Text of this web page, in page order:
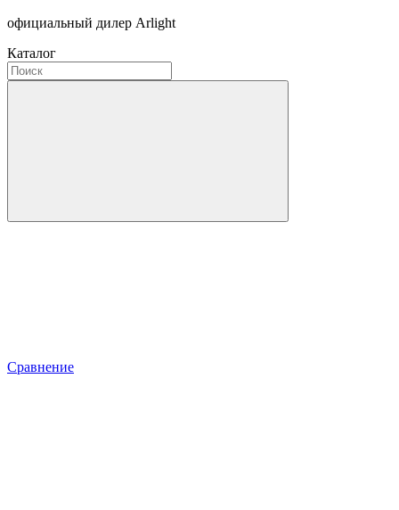
официальный дилер Arlight
Каталог
Сравнение